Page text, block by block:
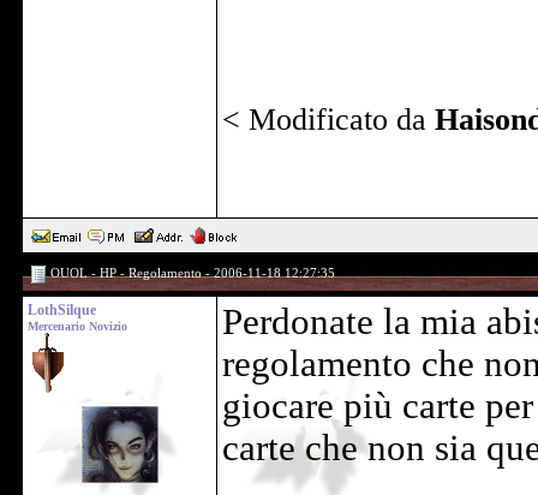
< Modificato da
OUOL - HP - Regolamento - 2006-11-18 12:27:35
LothSilque
Mercenario Novizio
Perdonate la mia
regolamento che
giocare più carte
carte che non sia